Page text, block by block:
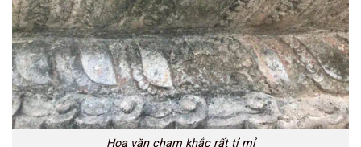
Hoa văn chạm khắc rất tỉ mỉ